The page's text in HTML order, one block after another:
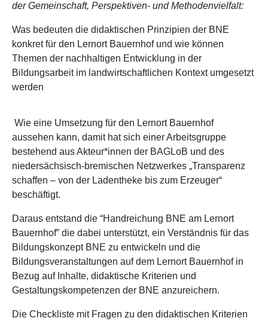
der Gemeinschaft, Perspektiven- und Methodenvielfalt:
Was bedeuten die didaktischen Prinzipien der BNE
konkret für den Lernort Bauernhof und wie können
Themen der nachhaltigen Entwicklung in der
Bildungsarbeit im landwirtschaftlichen Kontext umgesetzt
werden
Wie eine Umsetzung für den Lernort Bauernhof
aussehen kann, damit hat sich einer Arbeitsgruppe
bestehend aus Akteur*innen der BAGLoB und des
niedersächsisch-bremischen Netzwerkes „Transparenz
schaffen – von der Ladentheke bis zum Erzeuger“
beschäftigt.
Daraus entstand die “Handreichung BNE am Lernort
Bauernhof” die dabei unterstützt, ein Verständnis für das
Bildungskonzept BNE zu entwickeln und die
Bildungsveranstaltungen auf dem Lernort Bauernhof in
Bezug auf Inhalte, didaktische Kriterien und
Gestaltungskompetenzen der BNE anzureichern.
Die Checkliste mit Fragen zu den didaktischen Kriterien